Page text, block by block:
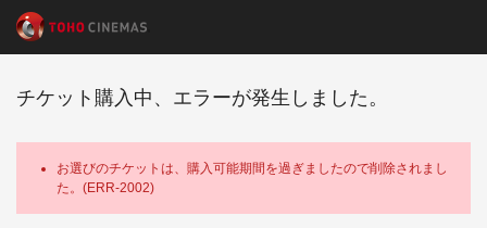
チケット購入中、エラーが発生しました。
お選びのチケットは、購入可能期間を過ぎましたので削除されまし
た。(ERR-2002)